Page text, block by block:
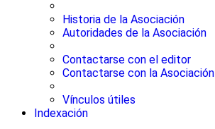
Historia de la Asociación
Autoridades de la Asociación
Contactarse con el editor
Contactarse con la Asociación
Vínculos útiles
Indexación